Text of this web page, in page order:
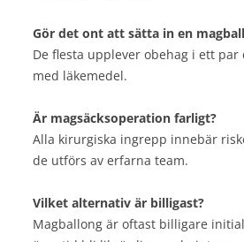
Gör det ont att sätta in en
De flesta upplever obehag i ett
med läkemedel.
Är magsäcksoperation farligt?
Alla kirurgiska ingrepp innebär
de utförs av erfarna team.
Vilket alternativ är billigast?
Magballong är oftast billigare